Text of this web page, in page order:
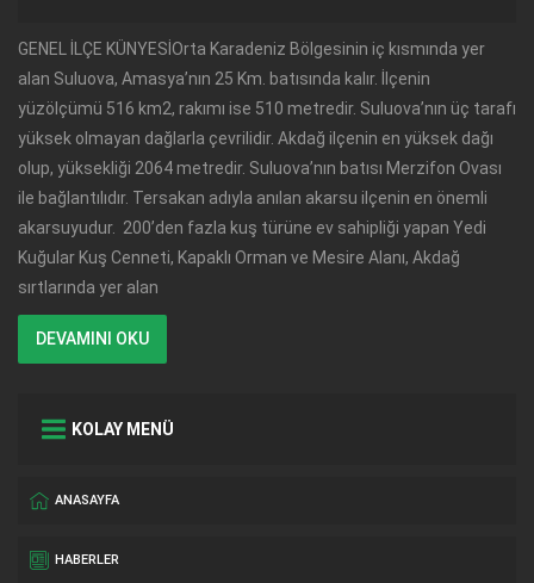
GENEL İLÇE KÜNYESİOrta Karadeniz Bölgesinin iç kısmında yer
alan Suluova, Amasya’nın 25 Km. batısında kalır. İlçenin
yüzölçümü 516 km2, rakımı ise 510 metredir. Suluova’nın üç tarafı
yüksek olmayan dağlarla çevrilidir. Akdağ ilçenin en yüksek dağı
olup, yüksekliği 2064 metredir. Suluova’nın batısı Merzifon Ovası
ile bağlantılıdır. Tersakan adıyla anılan akarsu ilçenin en önemli
akarsuyudur. 200’den fazla kuş türüne ev sahipliği yapan Yedi
Kuğular Kuş Cenneti, Kapaklı Orman ve Mesire Alanı, Akdağ
sırtlarında yer alan
DEVAMINI OKU
KOLAY MENÜ
ANASAYFA
HABERLER